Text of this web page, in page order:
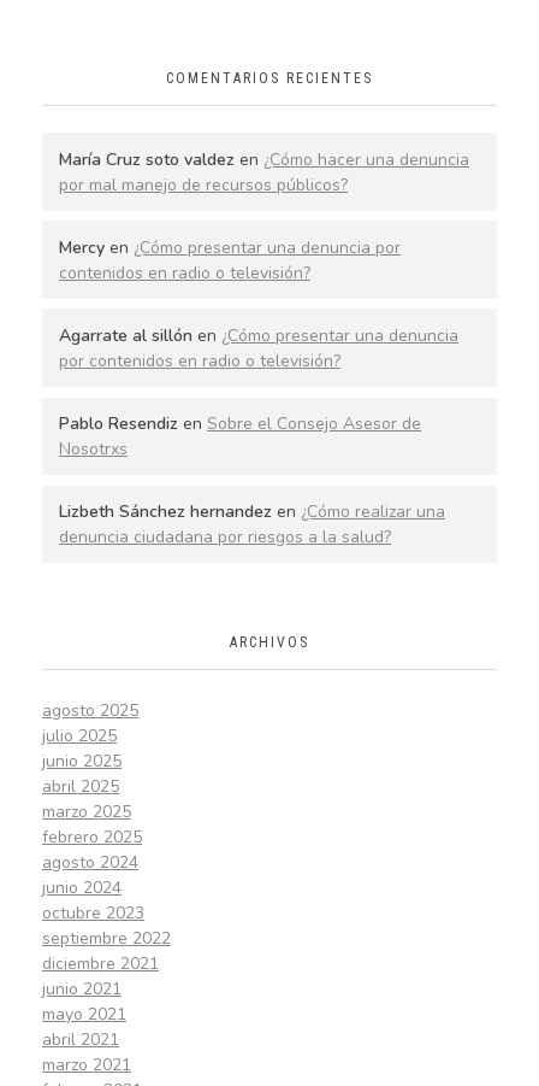
COMENTARIOS RECIENTES
María Cruz soto valdez en ¿Cómo hacer una denuncia
por mal manejo de recursos públicos?
Mercy en ¿Cómo presentar una denuncia por
contenidos en radio o televisión?
Agarrate al sillón en ¿Cómo presentar una denuncia
por contenidos en radio o televisión?
Pablo Resendiz en Sobre el Consejo Asesor de
Nosotrxs
Lizbeth Sánchez hernandez en ¿Cómo realizar una
denuncia ciudadana por riesgos a la salud?
ARCHIVOS
agosto 2025
julio 2025
junio 2025
abril 2025
marzo 2025
febrero 2025
agosto 2024
junio 2024
octubre 2023
septiembre 2022
diciembre 2021
junio 2021
mayo 2021
abril 2021
marzo 2021